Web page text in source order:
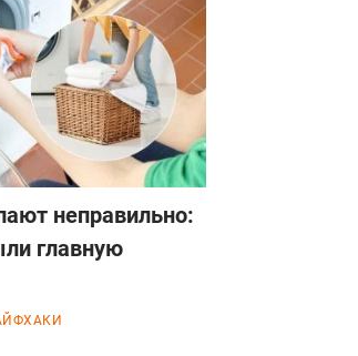
неправильно:
главную